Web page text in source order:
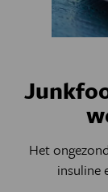
Het
insuline